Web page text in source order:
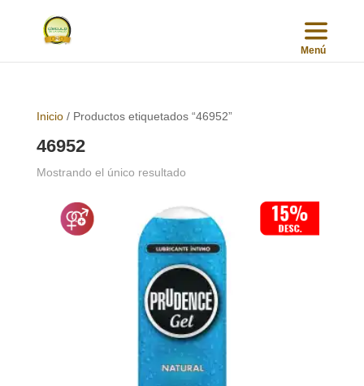
Inicio/ Productos etiquetados “46952”
46952
Mostrando el único resultado